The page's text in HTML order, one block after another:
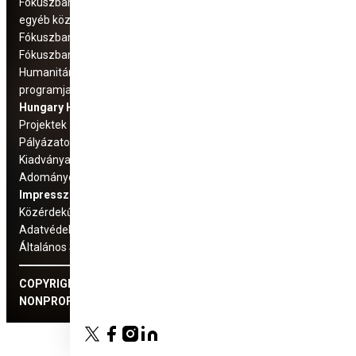
egyéb közösségek
Fókuszban: Száhel régió
Fókuszban az Európai Unió
Humanitárius és fejlesztési
programjaink
Hungary Helps Ügynökség
Projektek
Pályázatok
Kiadványaink
Adományozás
Impresszum
Közérdekű adatok
Adatvédelmi tájékoztató
Általános Szerződési Feltételek
COPYRIGHT © 2022 HUNGARY HELPS ÜGYNÖKSÉG
NONPROFIT ZRT.